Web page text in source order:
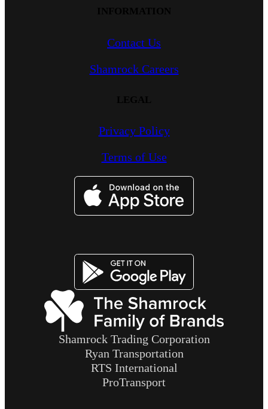
Contact Us
Shamrock Careers
Privacy Policy
Terms of Use
Shamrock Trading Corporation
Ryan Transportation
RTS International
ProTransport